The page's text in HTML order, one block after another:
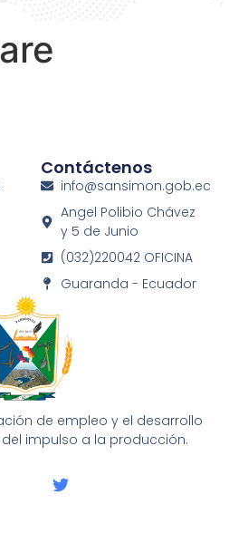
de empleo y el desarrollo
impulso a la producción.
Contáctenos
info@sansimon.gob.ec
Angel Polibio Chávez
y 5 de Junio
(032)220042 OFICINA
Guaranda - Ecuador